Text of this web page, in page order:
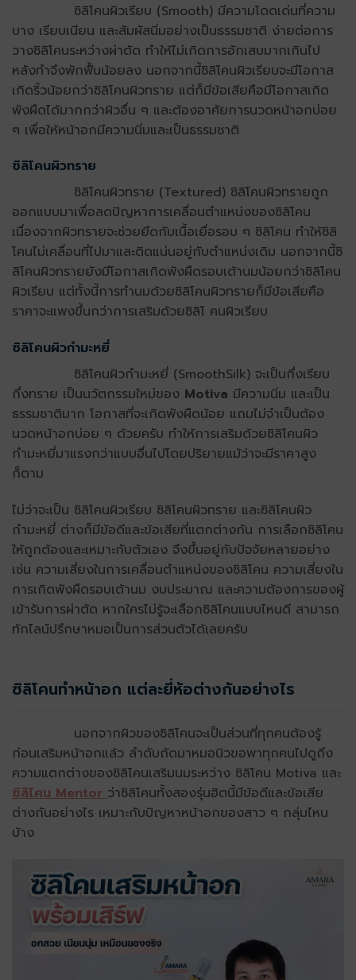
ซิลิโคนผิวเรียบ (Smooth) มีความโดดเด่นที่ความ
บาง เรียบเนียน และสัมผัสนิ่มอย่างเป็นธรรมชาติ ง่ายต่อการ
วางซิลิโคนระหว่างผ่าตัด ทำให้ไม่เกิดการอักเสบมากเกินไป
หลังทำจึงพักฟื้นน้อยลง นอกจากนี้ซิลิโคนผิวเรียบจะมีโอกาส
เกิดริ้วน้อยกว่าซิลิโคนผิวทราย แต่ก็มีข้อเสียคือมีโอกาสเกิด
พังผืดได้มากกว่าผิวอื่น ๆ และต้องอาศัยการนวดหน้าอกบ่อย
ๆ เพื่อให้หน้าอกมีความนิ่มและเป็นธรรมชาติ
ซิลิโคนผิวทราย
ซิลิโคนผิวทราย (Textured) ซิลิโคนผิวทรายถูก
ออกแบบมาเพื่อลดปัญหาการเคลื่อนตำแหน่งของซิลิโคน
เนื่องจากผิวทรายจะช่วยยึดกับเนื้อเยื่อรอบ ๆ ซิลิโคน ทำให้ซิลิ
โคนไม่เคลื่อนที่ไปมาและติดแน่นอยู่กับตำแหน่งเดิม นอกจากนี้ซิ
ลิโคนผิวทรายยังมีโอกาสเกิดพังผืดรอบเต้านมน้อยกว่าซิลิโคน
ผิวเรียบ แต่ทั้งนี้การทำนมด้วยซิลิโคนผิวทรายก็มีข้อเสียคือ
ราคาจะแพงขึ้นกว่าการเสริมด้วยซิลิโ คนผิวเรียบ
ซิลิโคนผิวกำมะหยี่
ซิลิโคนผิวกำมะหยี่ (SmoothSilk) จะเป็นกึ่งเรียบ
กึ่งทราย เป็นนวัตกรรมใหม่ของ Motiva มีความนิ่ม และเป็น
ธรรมชาติมาก โอกาสที่จะเกิดพังผืดน้อย แถมไม่จำเป็นต้อง
นวดหน้าอกบ่อย ๆ ด้วยครับ ทำให้การเสริมด้วยซิลิโคนผิว
กำมะหยี่มาแรงกว่าแบบอื่นไปโดยปริยายแม้ว่าจะมีราคาสูง
ก็ตาม
ไม่ว่าจะเป็น ซิลิโคนผิวเรียบ ซิลิโคนผิวทราย และซิลิโคนผิว
กำมะหยี่ ต่างก็มีข้อดีและข้อเสียที่แตกต่างกัน การเลือกซิลิโคน
ให้ถูกต้องและเหมาะกับตัวเอง จึงขึ้นอยู่กับปัจจัยหลายอย่าง
เช่น ความเสี่ยงในการเคลื่อนตำแหน่งของซิลิโคน ความเสี่ยงใน
การเกิดพังผืดรอบเต้านม งบประมาณ และความต้องการของผู้
เข้ารับการผ่าตัด หากใครไม่รู้จะเลือกซิลิโคนแบบไหนดี สามารถ
ทักไลน์ปรึกษาหมอเป็นการส่วนตัวได้เลยครับ
ซิลิโคนทำหน้าอก แต่ละยี่ห้อต่างกันอย่างไร
นอกจากผิวของซิลิโคนจะเป็นส่วนที่ทุกคนต้องรู้
ก่อนเสริมหน้าอกแล้ว ลำดับถัดมาหมอนิวขอพาทุกคนไปดูถึง
ความแตกต่างของซิลิโคนเสริมนมระหว่าง ซิลิโคน Motiva และ
ซิลิโคน Mentor ว่าซิลิโคนทั้งสองรุ่นฮิตนี้มีข้อดีและข้อเสีย
ต่างกันอย่างไร เหมาะกับปัญหาหน้าอกของสาว ๆ กลุ่มไหน
บ้าง